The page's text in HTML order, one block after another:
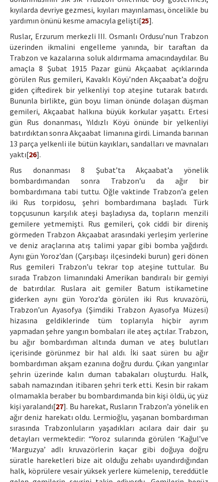
kıyılarda devriye gezmesi, kıyıları mayınlaması, öncelikle bu
yardımın önünü kesme amacıyla gelişti[25].
Ruslar, Erzurum merkezli III. Osmanlı Ordusu’nun Trabzon
üzerinden ikmalini engelleme yanında, bir taraftan da
Trabzon ve kazalarına soluk aldırmama amacındaydılar. Bu
amaçla 8 Şubat 1915 Pazar günü Akçaabat açıklarında
görülen Rus gemileri, Kavaklı Köyü’nden Akçaabat’a doğru
giden çiftedirek bir yelkenliyi top ateşine tutarak batırdı.
Bununla birlikte, gün boyu liman önünde dolaşan düşman
gemileri, Akçaabat halkına büyük korkular yaşattı. Ertesi
gün Rus donanması, Yıldızlı Köyü önünde bir yelkenliyi
batırdıktan sonra Akçaabat limanına girdi. Limanda barınan
13 parça yelkenli ile bütün kayıkları, sandalları ve mavnaları
yaktı[26].
Rus donanması 8 Şubat’ta Akçaabat’a yönelik
bombardımandan sonra Trabzon’u da ağır bir
bombardımana tabi tuttu. Öğle vaktinde Trabzon’a gelen
iki Rus torpidosu, şehri bombardımana başladı. Türk
topçusunun karşılık ateşi başladıysa da, topların menzili
gemilere yetmemişti. Rus gemileri, çok ciddi bir direniş
görmeden Trabzon Akçaabat arasındaki yerleşim yerlerine
ve deniz araçlarına atış talimi yapar gibi bomba yağdırdı.
Aynı gün Yoroz’dan (Çarşıbaşı ilçesindeki burun) geri dönen
Rus gemileri Trabzon’u tekrar top ateşine tuttular. Bu
sırada Trabzon limanındaki Amerikan bandıralı bir gemiyi
de batırdılar. Ruslara ait gemiler Batum istikametine
giderken aynı gün Yoroz’da görülen iki Rus kruvazörü,
Trabzon’un Ayasofya (Şimdiki Trabzon Ayasofya Müzesi)
hizasına geldiklerinde tüm toplarıyla hiçbir ayrım
yapmadan şehre yangın bombaları ile ateş açtılar. Trabzon,
bu ağır bombardıman altında duman ve ateş bulutları
içerisinde görünmez bir hal aldı. İki saat süren bu ağır
bombardıman akşam ezanına doğru durdu. Çıkan yangınlar
şehrin üzerinde kalın duman tabakaları oluşturdu. Halk,
sabah namazından itibaren şehri terk etti. Kesin bir rakam
olmamakla beraber bu bombardımanda bin kişi öldü, üç yüz
kişi yaralandı[27]. Bu harekat, Rusların Trabzon’a yönelik en
ağır deniz harekatı oldu. Lermioğlu, yaşanan bombardıman
sırasında Trabzonluların yaşadıkları acılara dair dair şu
detayları vermektedir: “Yoroz sularında görülen ‘Kağul’ve
‘Marguzya’ adlı kruvazörlerin kaçar gibi doğuya doğru
süratle hareketleri bize ait olduğu zehabı uyandırdığından
halk, köprülere vesair yüksek yerlere kümelenip, tereddütle